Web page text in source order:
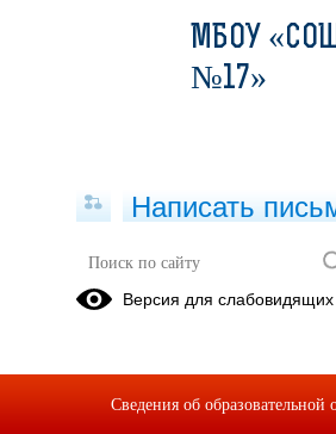
Детский технопарк
Кадеты 5,6 классов МБОУ "СОШ-
МБОУ
№17»
Написать
Версия для слабовидящих
Сведения об образовательной